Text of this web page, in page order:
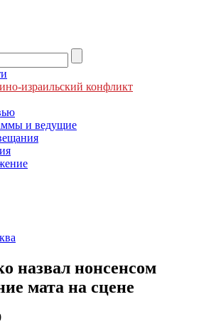
израильский конфликт
и ведущие
назвал нонсенсом
мата на сцене